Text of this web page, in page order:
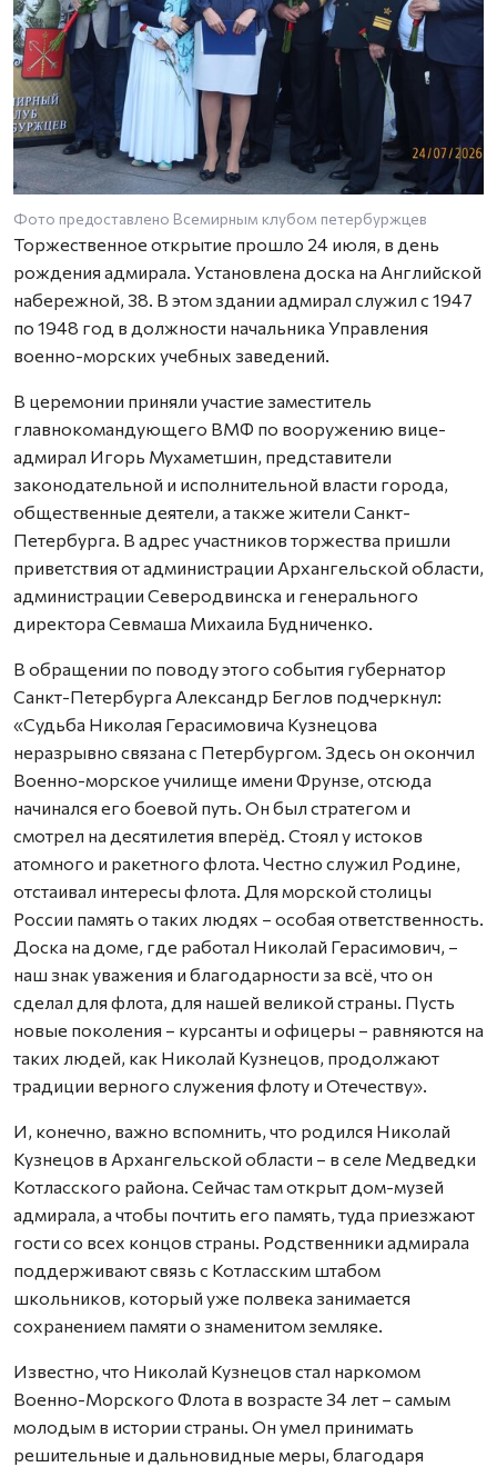
Фото предоставлено Всемирным клубом петербуржцев
Торжественное открытие прошло 24 июля, в день
рождения адмирала. Установлена доска на Английской
набережной, 38. В этом здании адмирал служил с 1947
по 1948 год в должности начальника Управления
военно-морских учебных заведений.
В церемонии приняли участие заместитель
главнокомандующего ВМФ по вооружению вице-
адмирал Игорь Мухаметшин, представители
законодательной и исполнительной власти города,
общественные деятели, а также жители Санкт-
Петербурга. В адрес участников торжества пришли
приветствия от администрации Архангельской области,
администрации Северодвинска и генерального
директора Севмаша Михаила Будниченко.
В обращении по поводу этого события губернатор
Санкт-Петербурга Александр Беглов подчеркнул:
«Судьба Николая Герасимовича Кузнецова
неразрывно связана с Петербургом. Здесь он окончил
Военно-морское училище имени Фрунзе, отсюда
начинался его боевой путь. Он был стратегом и
смотрел на десятилетия вперёд. Стоял у истоков
атомного и ракетного флота. Честно служил Родине,
отстаивал интересы флота. Для морской столицы
России память о таких людях – особая ответственность.
Доска на доме, где работал Николай Герасимович, –
наш знак уважения и благодарности за всё, что он
сделал для флота, для нашей великой страны. Пусть
новые поколения – курсанты и офицеры – равняются на
таких людей, как Николай Кузнецов, продолжают
традиции верного служения флоту и Отечеству».
И, конечно, важно вспомнить, что родился Николай
Кузнецов в Архангельской области – в селе Медведки
Котласского района. Сейчас там открыт дом-музей
адмирала, а чтобы почтить его память, туда приезжают
гости со всех концов страны. Родственники адмирала
поддерживают связь с Котласским штабом
школьников, который уже полвека занимается
сохранением памяти о знаменитом земляке.
Известно, что Николай Кузнецов стал наркомом
Военно-Морского Флота в возрасте 34 лет – самым
молодым в истории страны. Он умел принимать
решительные и дальновидные меры, благодаря